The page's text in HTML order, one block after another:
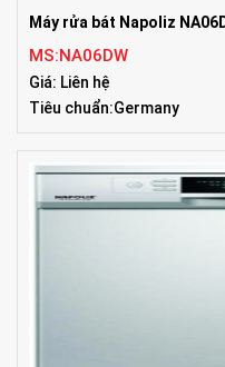
Máy rửa bát Napoliz
MS:NA06DW
Giá: Liên hệ
Tiêu chuẩn:Germany